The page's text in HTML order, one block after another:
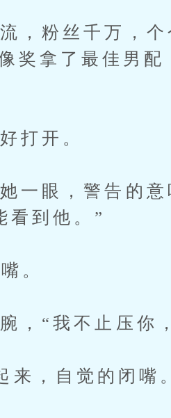
粉丝千万，个
奖拿了最佳男配
打开。
眼，警告的意
看到他。”
。
“我不止压你
，自觉的闭嘴。